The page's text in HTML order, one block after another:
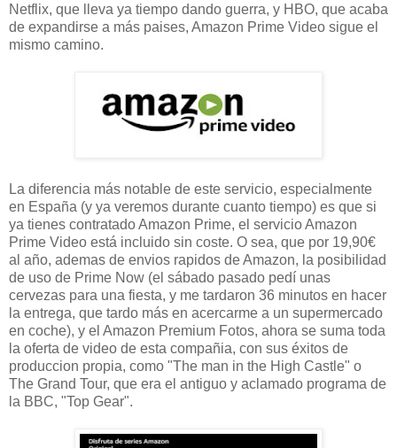
Netflix, que lleva ya tiempo dando guerra, y HBO, que acaba
de expandirse a más paises, Amazon Prime Video sigue el
mismo camino.
La diferencia más notable de este servicio, especialmente
en España (y ya veremos durante cuanto tiempo) es que si
ya tienes contratado Amazon Prime, el servicio Amazon
Prime Video está incluido sin coste. O sea, que por 19,90€
al año, ademas de envios rapidos de Amazon, la posibilidad
de uso de Prime Now (el sábado pasado pedí unas
cervezas para una fiesta, y me tardaron 36 minutos en hacer
la entrega, que tardo más en acercarme a un supermercado
en coche), y el Amazon Premium Fotos, ahora se suma toda
la oferta de video de esta compañia, con sus éxitos de
produccion propia, como "The man in the High Castle" o
The Grand Tour, que era el antiguo y aclamado programa de
la BBC, "Top Gear".